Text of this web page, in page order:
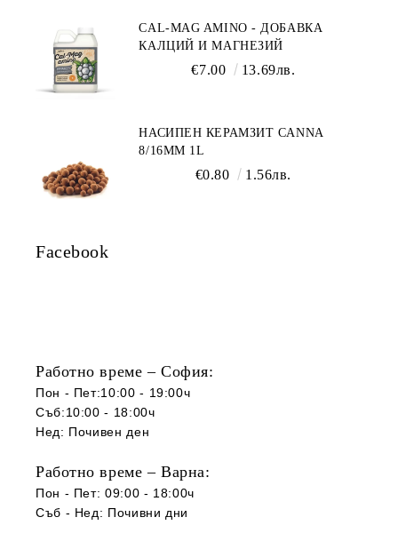
CAL-MAG AMINO - ДОБАВКА
КАЛЦИЙ И МАГНЕЗИЙ
€7.00 13.69лв.
НАСИПЕН КЕРАМЗИТ CANNA
8/16ММ 1L
€0.80 1.56лв.
Facebook
Работно време – София:
Пон - Пет:10:00 - 19:00ч
Съб:10:00 - 18:00ч
Нед: Почивен ден
Работно време – Варна:
Пон - Пет: 09:00 - 18:00ч
Съб - Нед: Почивни дни